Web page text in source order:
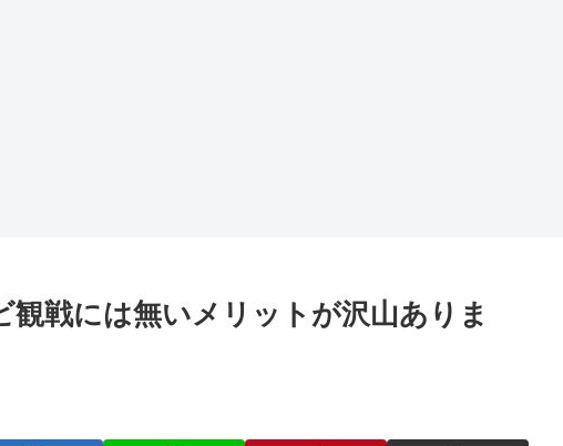
戦には無いメリットが沢山ありま